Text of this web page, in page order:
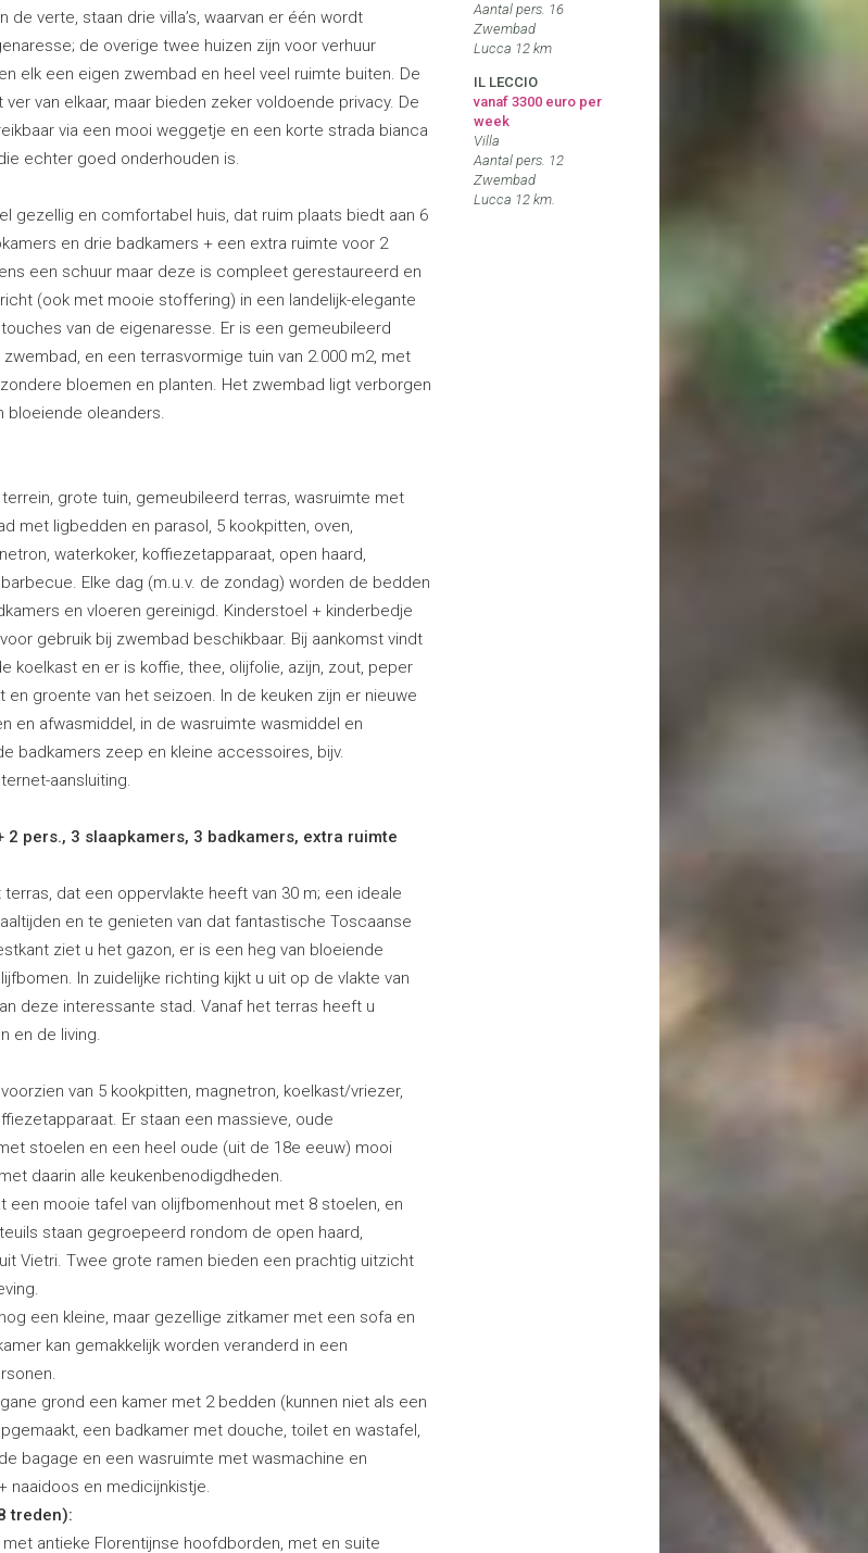
de verte, staan drie villa’s, waarvan er één wordt
de overige twee huizen zijn voor verhuur
elk een eigen zwembad en heel veel ruimte buiten. De
van elkaar, maar bieden zeker voldoende privacy. De
via een mooi weggetje en een korte strada bianca
echter goed onderhouden is.
gezellig en comfortabel huis, dat ruim plaats biedt aan 6
en drie badkamers + een extra ruimte voor 2
een schuur maar deze is compleet gerestaureerd en
(ook met mooie stoffering) in een landelijk-elegante
van de eigenaresse. Er is een gemeubileerd
en een terrasvormige tuin van 2.000 m2, met
bloemen en planten. Het zwembad ligt verborgen
bloeiende oleanders.
grote tuin, gemeubileerd terras, wasruimte met
met ligbedden en parasol, 5 kookpitten, oven,
waterkoker, koffiezetapparaat, open haard,
Elke dag (m.u.v. de zondag) worden de bedden
en vloeren gereinigd. Kinderstoel + kinderbedje
gebruik bij zwembad beschikbaar. Bij aankomst vindt
koelkast en er is koffie, thee, olijfolie, azijn, zout, peper
en groente van het seizoen. In de keuken zijn er nieuwe
en afwasmiddel, in de wasruimte wasmiddel en
badkamers zeep en kleine accessoires, bijv.
aansluiting.
2 pers., 3 slaapkamers, 3 badkamers, extra ruimte
dat een oppervlakte heeft van 30 m; een ideale
en te genieten van dat fantastische Toscaanse
ziet u het gazon, er is een heg van bloeiende
In zuidelijke richting kijkt u uit op de vlakte van
deze interessante stad. Vanaf het terras heeft u
en de living.
van 5 kookpitten, magnetron, koelkast/vriezer,
Er staan een massieve, oude
stoelen en een heel oude (uit de 18e eeuw) mooi
daarin alle keukenbenodigdheden.
een mooie tafel van olijfbomenhout met 8 stoelen, en
staan gegroepeerd rondom de open haard,
Vietri. Twee grote ramen bieden een prachtig uitzicht
een kleine, maar gezellige zitkamer met een sofa en
kan gemakkelijk worden veranderd in een
grond een kamer met 2 bedden (kunnen niet als een
een badkamer met douche, toilet en wastafel,
bagage en een wasruimte met wasmachine en
naaidoos en medicijnkistje.
treden):
antieke Florentijnse hoofdborden, met en suite
Aantal pers. 16
Zwembad
Lucca 12 km
IL LECCIO
vanaf 3300 euro per
week
Villa
Aantal pers. 12
Zwembad
Lucca 12 km.